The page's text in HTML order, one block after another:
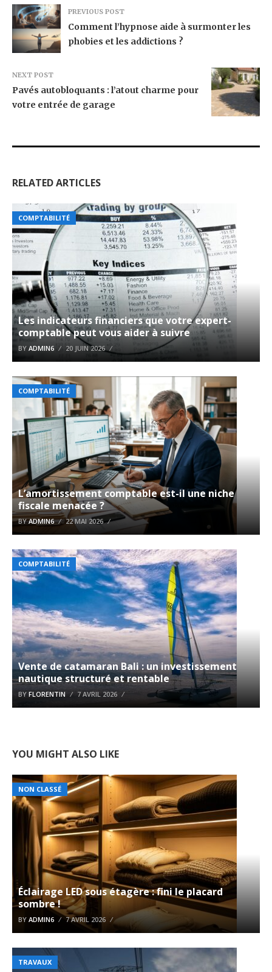
PREVIOUS POST
Comment l’hypnose aide à surmonter les
phobies et les addictions ?
NEXT POST
Pavés autobloquants : l’atout charme pour
votre entrée de garage
RELATED ARTICLES
COMPTABILITÉ
Les indicateurs financiers que votre expert-
comptable peut vous aider à suivre
BY ADMIN6 20 JUIN 2026
COMPTABILITÉ
L’amortissement comptable est-il une niche
fiscale menacée ?
BYADMIN6 22 MAI 2026
COMPTABILITÉ
Vente de catamaran Bali : un investissement
nautique structuré et rentable
BY FLORENTIN 7 AVRIL 2026
YOU MIGHT ALSO LIKE
NON CLASSÉ
Éclairage LED sous étagère : fini le placard
sombre !
BY ADMIN6 7 AVRIL 2026
TRAVAUX